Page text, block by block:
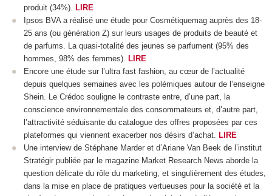
produit (34%).
LIRE
Ipsos BVA a réalisé une étude pour Cosmétiquemag auprès des 18-
25 ans (ou génération Z) sur leurs usages de produits de beauté et
de parfums. La quasi-totalité des jeunes se parfument (95% des
hommes, 98% des femmes).
LIRE
Encore une étude sur l’ultra fast fashion, au cœur de l’actualité
depuis quelques semaines avec les polémiques autour de l’enseigne
Shein. Le Crédoc souligne le contraste entre, d’une part, la
conscience environnementale des consommateurs et, d’autre part,
l’attractivité séduisante du catalogue des offres proposées par ces
plateformes qui viennent exacerber nos désirs d’achat.
LIRE
Une interview de Stéphane Marder et d’Ariane Van Beek de l’institut
Stratégir publiée par le magazine Market Research News aborde la
question délicate du rôle du marketing, et singulièrement des études,
dans la mise en place de pratiques vertueuses pour la société et la